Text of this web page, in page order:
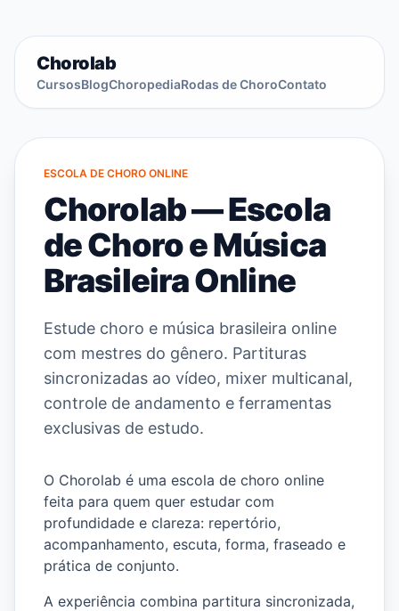
Chorolab
CursosBlogChoropediaRodas de ChoroContato
ESCOLA DE CHORO ONLINE
Chorolab — Escola
de Choro e Música
Brasileira Online
Estude choro e música brasileira online
com mestres do gênero. Partituras
sincronizadas ao vídeo, mixer multicanal,
controle de andamento e ferramentas
exclusivas de estudo.
O Chorolab é uma escola de choro online
feita para quem quer estudar com
profundidade e clareza: repertório,
acompanhamento, escuta, forma, fraseado e
prática de conjunto.
A experiência combina partitura sincronizada,